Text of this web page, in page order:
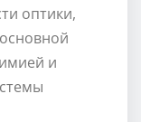
оптики,
и